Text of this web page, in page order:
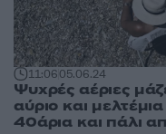
11:0605.06.24
Ψυχρές αέριες
αύριο και
40άρια και πάλι